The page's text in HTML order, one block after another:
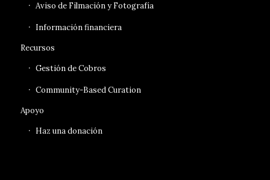
Aviso de Filmación y Fotografía
Información financiera
Recursos
Gestión de Cobros
Community-Based Curation
Apoyo
Haz una donación